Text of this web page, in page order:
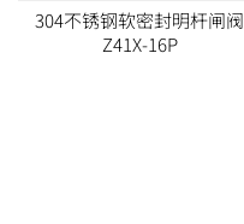
304不锈钢软密封明杆闸阀
Z41X-16P